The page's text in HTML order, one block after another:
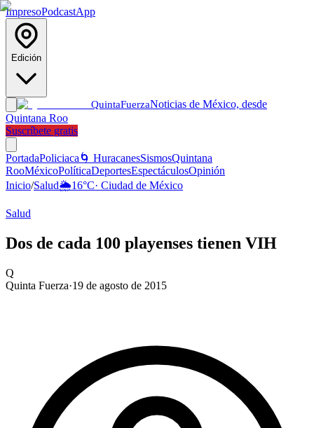
ImpresoPodcastApp
Edición
QuintaFuerzaNoticias de México, desde
Quintana Roo
Suscríbete gratis
PortadaPoliciaca 🌀 HuracanesSismosQuintana
RooMéxicoPolíticaDeportesEspectáculosOpinión
Inicio/Salud🌦️16°C· Ciudad de México
Salud
Dos de cada 100 playenses tienen VIH
Q
Quinta Fuerza·19 de agosto de 2015